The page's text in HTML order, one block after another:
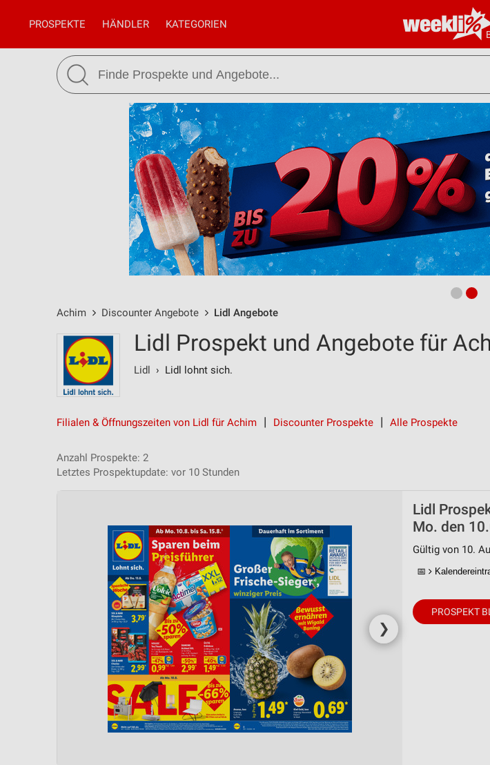
PROSPEKTE HÄNDLER KATEGORIEN
Achim Discounter Angebote Lidl Angebote
Lidl Prospekt und Angebote für
Lidl › Lidl lohnt sich.
Filialen & Öffnungszeiten von Lidl für Achim Discounter Prospekte Alle Prospekte
Anzahl Prospekte: 2
Letztes Prospektupdate: vor 10 Stunden
❯
Lidl
Mo. den
Gültig von 10.
📅
PROSPEKT